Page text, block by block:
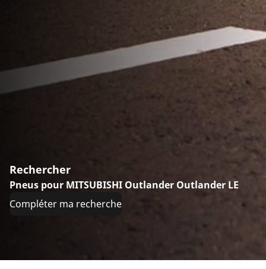
Rechercher
Pneus pour MITSUBISHI Outlander Outlander LE
Compléter ma recherche